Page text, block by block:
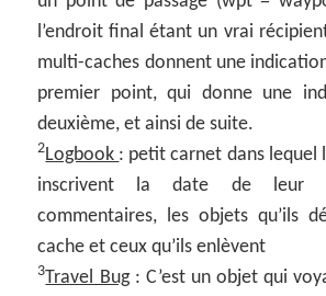
l’endroit final étant un vrai
multi-caches donnent une
premier point, qui donne une
deuxième, et ainsi de suite.
2Logbook : petit carnet dans lequel
inscrivent la date de leur
commentaires, les objets qu’ils
cache et ceux qu’ils enlèvent
3Travel Bug: C’est un objet qui